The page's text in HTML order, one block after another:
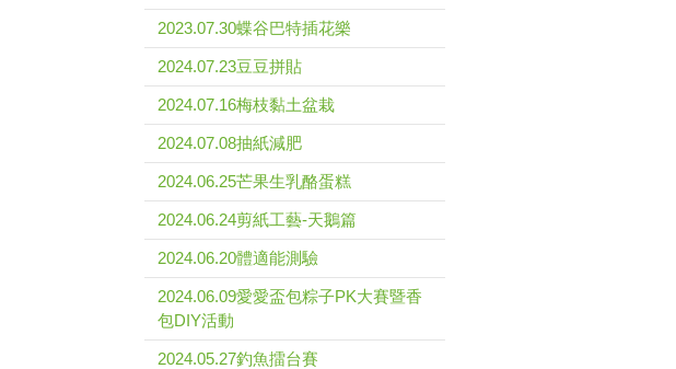
2023.07.30蝶谷巴特插花樂
2024.07.23豆豆拼貼
2024.07.16梅枝黏土盆栽
2024.07.08抽紙減肥
2024.06.25芒果生乳酪蛋糕
2024.06.24剪紙工藝-天鵝篇
2024.06.20體適能測驗
2024.06.09愛愛盃包粽子PK大賽暨香
包DIY活動
2024.05.27釣魚擂台賽